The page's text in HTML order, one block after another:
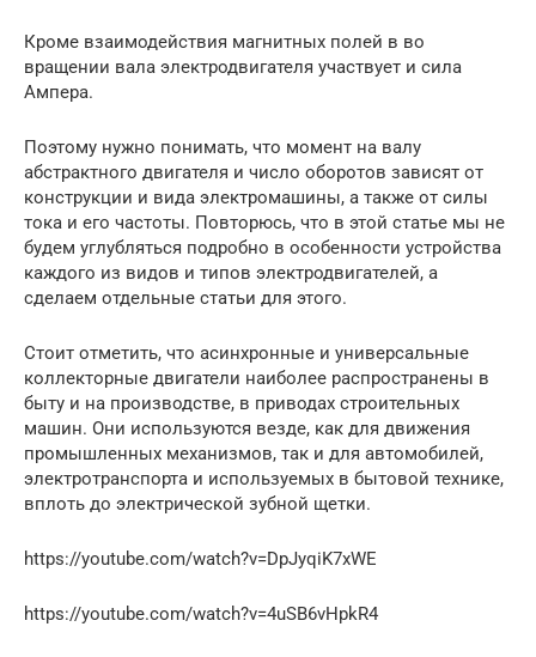
Кроме взаимодействия магнитных полей в во
вращении вала электродвигателя участвует и сила
Ампера.
Поэтому нужно понимать, что момент на валу
абстрактного двигателя и число оборотов зависят от
конструкции и вида электромашины, а также от силы
тока и его частоты. Повторюсь, что в этой статье мы не
будем углубляться подробно в особенности устройства
каждого из видов и типов электродвигателей, а
сделаем отдельные статьи для этого.
Стоит отметить, что асинхронные и универсальные
коллекторные двигатели наиболее распространены в
быту и на производстве, в приводах строительных
машин. Они используются везде, как для движения
промышленных механизмов, так и для автомобилей,
электротранспорта и используемых в бытовой технике,
вплоть до электрической зубной щетки.
https://youtube.com/watch?v=DpJyqiK7xWE
https://youtube.com/watch?v=4uSB6vHpkR4